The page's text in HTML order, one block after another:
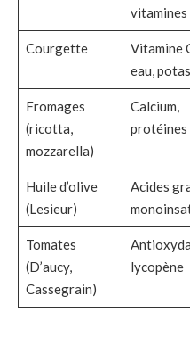
vitamines
Courgette
Vitamine
eau,
Fromages
(ricotta,
mozzarella)
Calcium,
protéines
Huile d’olive
(Lesieur)
Acides
Tomates
(D’aucy,
Cassegrain)
lycopène